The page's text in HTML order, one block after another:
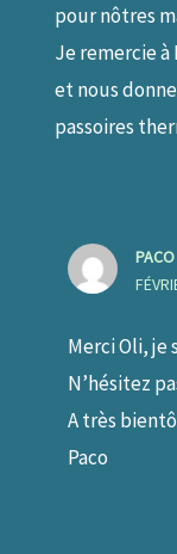
pour nôtres
Je remercie
et nous
passoires
Merci Oli, je
N’hésitez
A très
Paco